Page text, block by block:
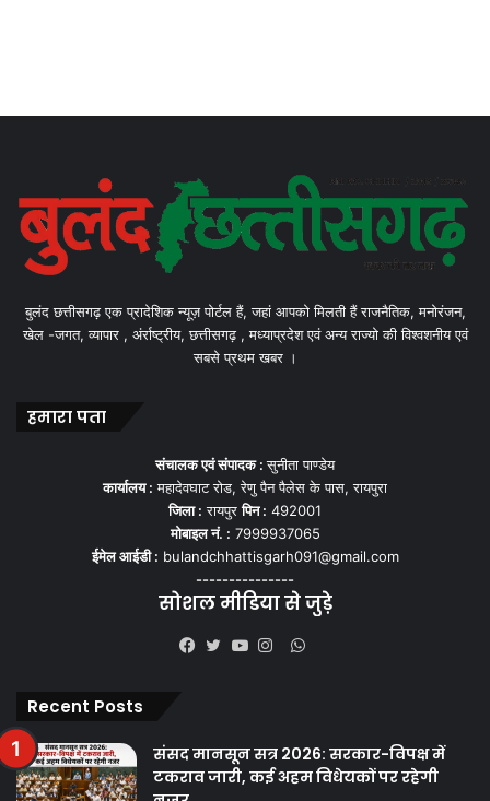
बुलंद छत्तीसगढ़ एक प्रादेशिक न्यूज़ पोर्टल हैं, जहां आपको मिलती हैं राजनैतिक, मनोरंजन,
खेल -जगत, व्यापार , अंर्राष्ट्रीय, छत्तीसगढ़ , मध्याप्रदेश एवं अन्य राज्यो की विश्वशनीय एवं
सबसे प्रथम खबर ।
हमारा पता
संचालक एवं संपादक :सुनीता पाण्डेय
कार्यालय : महादेवघाट रोड, रेणु पैन पैलेस के पास, रायपुरा
जिला : रायपुरपिन : 492001
मोबाइल नं. : 7999937065
ईमेल आईडी : bulandchhattisgarh091@gmail.com
---------------
सोशल मीडिया से जुड़े
WhatsApp
Recent Posts
संसद मानसून सत्र 2026: सरकार-विपक्ष में
टकराव जारी, कई अहम विधेयकों पर रहेगी